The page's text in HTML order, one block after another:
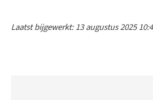
Laatst bijgewerkt: 13 augustus 2025